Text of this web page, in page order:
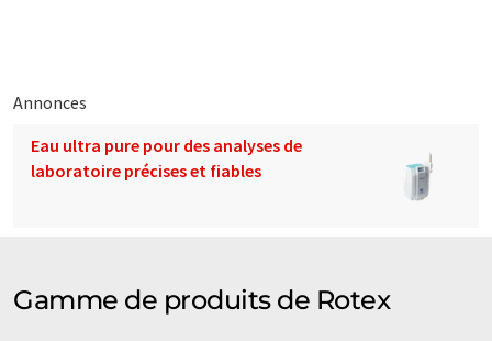
Annonces
Eau ultra pure pour des analyses de
laboratoire précises et fiables
Gamme de produits de Rotex